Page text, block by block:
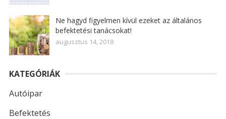
Ne hagyd figyelmen kívül ezeket az általános
befektetési tanácsokat!
augusztus 14, 2018
KATEGÓRIÁK
Autóipar
Befektetés